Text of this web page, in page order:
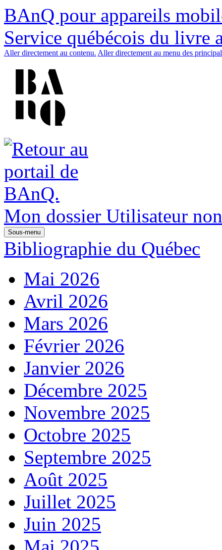
BAnQ pour appareils
Service québécois du livre
Aller directement au contenu. Aller directement au menu des
Mon dossier Utilisateur
Sous-menu
Bibliographie du Québec
Mai 2026
Avril 2026
Mars 2026
Février 2026
Janvier 2026
Décembre 2025
Novembre 2025
Octobre 2025
Septembre 2025
Août 2025
Juillet 2025
Juin 2025